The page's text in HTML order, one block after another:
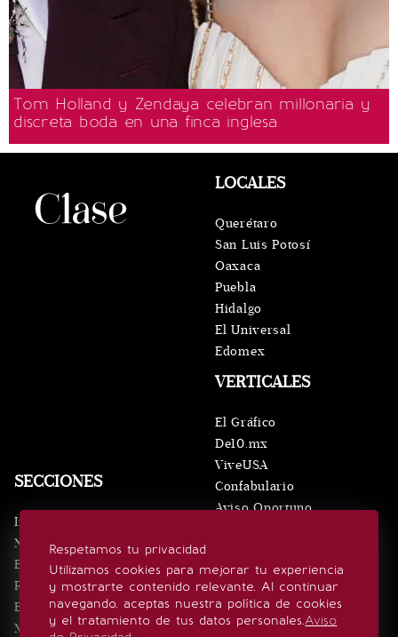
Tom Holland y Zendaya celebran millonaria y
discreta boda en una finca inglesa
Respetamos tu privacidad
Utilizamos cookies para mejorar tu experiencia
y mostrarte contenido relevante. Al continuar
navegando, aceptas nuestra política de cookies
y el tratamiento de tus datos personales.Aviso
SECCIONES
Inicio
Noticias
Eventos
Realeza
Estilo de vida
Minuto x Minuto
VERTICALES
El Gráfico
De10.mx
ViveUSA
Confabulario
Aviso Oportuno
LOCALES
Querétaro
San Luis Potosí
Oaxaca
Puebla
Hidalgo
El Universal
Edomex
SÍGUENOS